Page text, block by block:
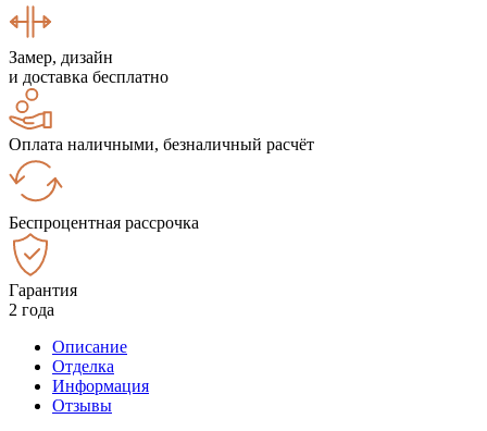
Замер, дизайн
и доставка бесплатно
Оплата наличными, безналичный расчёт
Беспроцентная рассрочка
Гарантия
2 года
Описание
Отделка
Информация
Отзывы